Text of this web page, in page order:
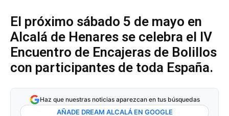
El próximo sábado 5 de mayo en
Alcalá de Henares se celebra el IV
Encuentro de Encajeras de Bolillos
con participantes de toda España.
Haz que nuestras noticias aparezcan en tus búsquedas
AÑADE DREAM ALCALÁ EN GOOGLE